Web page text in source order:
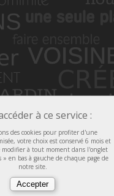
à ce service :
des cookies pour profiter d'une
votre choix est conservé 6 mois et
modifier à tout moment dans l'onglet
» en bas à gauche de chaque page de
notre site.